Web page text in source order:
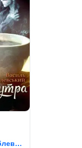
Василь Врублевський